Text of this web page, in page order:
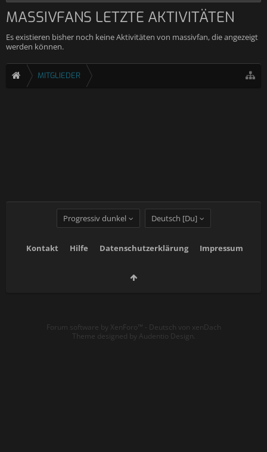
MASSIVFANS LETZTE AKTIVITÄTEN
Es existieren bisher noch keine Aktivitäten von massivfan, die angezeigt
werden können.
MITGLIEDER
Progressiv dunkel Deutsch [Du]
Kontakt Hilfe Datenschutzerklärung Impressum
Forum software by XenForo™ - Deutsch von xenDach
Theme designed by Audentio Design.